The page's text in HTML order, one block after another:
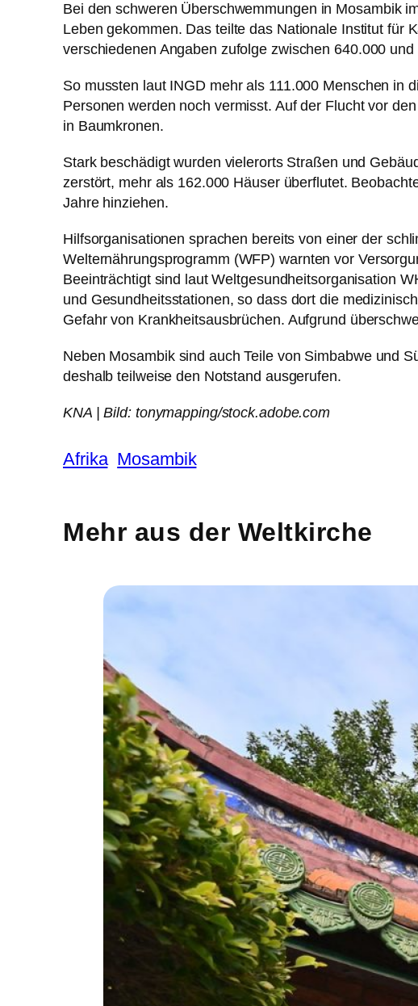
Bei den schweren Überschwemmungen in Mosambik
Leben gekommen. Das teilte das Nationale Institut für
verschiedenen Angaben zufolge zwischen 640.000
So mussten laut INGD mehr als 111.000 Menschen in
Personen werden noch vermisst. Auf der Flucht vor
in Baumkronen.
Stark beschädigt wurden vielerorts Straßen und
zerstört, mehr als 162.000 Häuser überflutet.
Jahre hinziehen.
Hilfsorganisationen sprachen bereits von einer der
Welternährungsprogramm (WFP) warnten vor
Beeinträchtigt sind laut Weltgesundheitsorganisation
und Gesundheitsstationen, so dass dort die
Gefahr von Krankheitsausbrüchen. Aufgrund
Neben Mosambik sind auch Teile von Simbabwe und
deshalb teilweise den Notstand ausgerufen.
KNA | Bild: tonymapping/stock.adobe.com
Afrika Mosambik
Mehr aus der Weltkirche